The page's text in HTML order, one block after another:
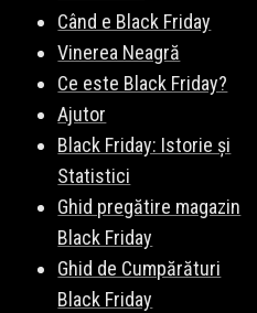
Când e Black Friday
Vinerea Neagră
Ce este Black Friday?
Ajutor
Black Friday: Istorie și
Statistici
Ghid pregătire magazin
Black Friday
Ghid de Cumpărături
Black Friday